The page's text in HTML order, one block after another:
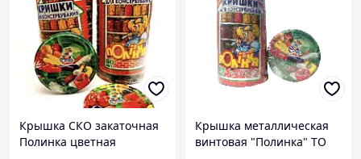
Крышка СКО закаточная
Полинка цветная
Крышка металлическая
винтовая "Полинка" ТО